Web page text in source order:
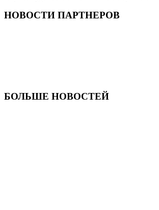
НОВОСТИ ПАРТНЕРОВ
БОЛЬШЕ НОВОСТЕЙ